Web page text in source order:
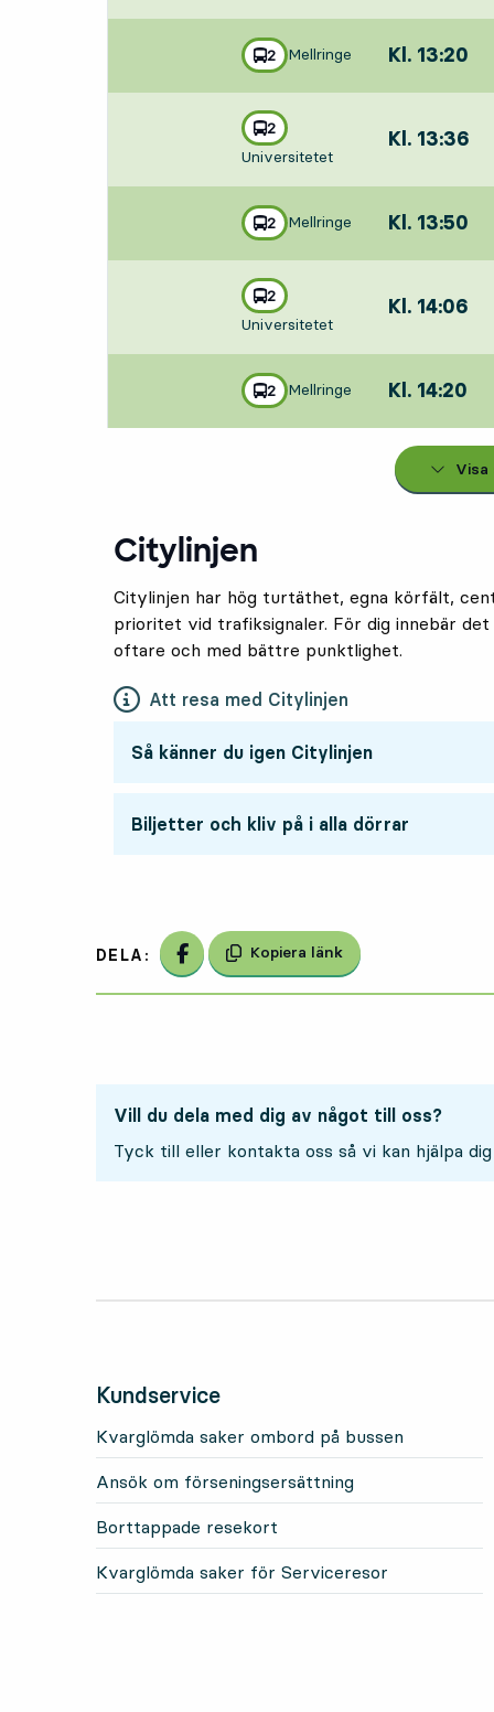
linje
2
mot
Mellringe
, Kl. 13:20
linje
2
mot
Universitetet
, Kl. 13:36
linje
2
mot
Mellringe
, Kl. 13:50
linje
2
mot
Universitetet
, Kl. 14:06
linje
2
mot
Mellringe
, Kl. 14:20
Visa
Citylinjen
Citylinjen har hög turtäthet, egna körfält,
prioritet vid trafiksignaler. För dig innebär
oftare och med bättre punktlighet.
Att resa med Citylinjen
Så känner du igen Citylinjen
Biljetter och kliv på i alla dörrar
DELA: Dela på Facebook
Kopiera länk
Vill du dela med dig av något till oss?
Tyck till eller kontakta oss så vi kan hjälpa
Kundservice
Kvarglömda saker ombord på bussen
Ansök om förseningsersättning
Borttappade resekort
Kvarglömda saker för Serviceresor